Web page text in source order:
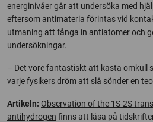
energinivåer går att undersöka med
eftersom antimateria förintas vid
utmaning att fånga in antiatomer och
undersökningar.
– Det vore fantastiskt att kasta omkull
varje fysikers dröm att slå sönder en
Artikeln: Observation of the 1S-2S
antihydrogen finns att läsa på